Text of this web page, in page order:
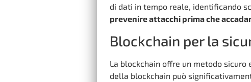
di dati in tempo reale, identificando
prevenire attacchi prima che
Blockchain per la
La blockchain offre un metodo sicuro
della blockchain può